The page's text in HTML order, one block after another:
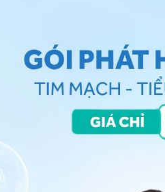
dơi ăn quả thuộc họ
cơ thể con người thông qua
khác của động vật bị nhiễm
hoặc đã chết.
qua không khí và không
bệnh. Không giống như
khí sau khi người nhiễm bệnh
của người mắc bệnh.
thông qua tiếp xúc trực tiếp